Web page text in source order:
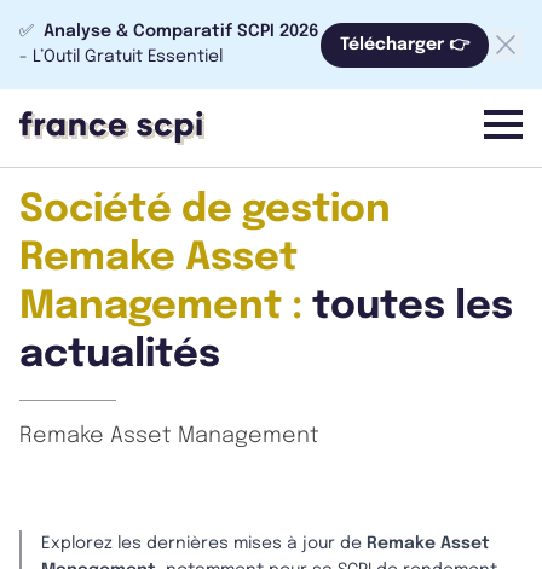
✅ Analyse & Comparatif SCPI 2026
- L’Outil Gratuit Essentiel
Télécharger 👉
menu
Société de gestion
Remake Asset
Management : toutes les
actualités
Remake Asset Management
Explorez les dernières mises à jour de Remake Asset